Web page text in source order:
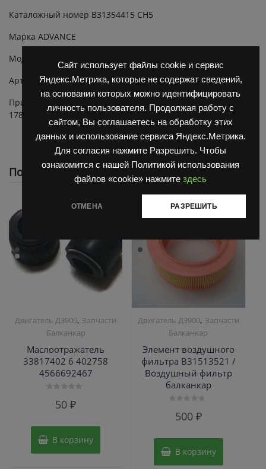
Сайт использует файлы cookie и сервис
Яндекс.Метрика, которые не содержат сведений,
на основании которых можно идентифицировать
личность пользователя. Продолжая работу с
сайтом, Вы соглашаетесь на обработку этих
данных и использование сервиса Яндекс.Метрика.
Для согласия нажмите Разрешить. Чтобы
ознакомится с нашей Политикой использования
файлов «cookie» нажмите здесь
ОТМЕНА РАЗРЕШИТЬ
Каталожный номер В31354415 CH5
Марка ADVANCE
Модель на двигателя Д3900К 4.236
Артикул: В31354415
Применение: ДВ 1792, ДВ 1784, ДВ 1788, ДВ 1794, ДВ
1786 и их модификации .33, .40, ,45
Похожие
Двигатель Д3900, Запчасти
Балканкар
Маслоотражатель
33817402 6 402758
4566692467
50₽
В корзину
Двигатель Д3900, Запчасти
Балканкар
Элемент воздушного
фильтра В31513521 /
Воздушный фильтр
балканкар
500 ₽
В корзину